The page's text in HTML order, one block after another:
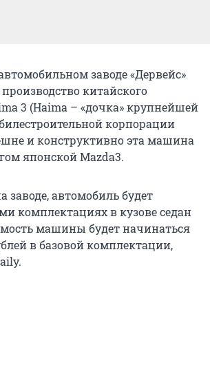
заводе «Дервейс»
китайского
3 (Haima – «дочка» крупнейшей
корпорации
и конструктивно эта машина
японской Mazda3.
заводе, автомобиль будет
комплектациях в кузове седан
машины будет начинаться
в базовой комплектации,